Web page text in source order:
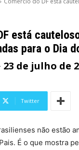
está
para o Dia
23 de julho de
Twitter
não estão
É o que mostra